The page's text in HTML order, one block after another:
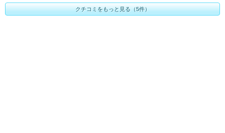
クチコミをもっと見る（5件）